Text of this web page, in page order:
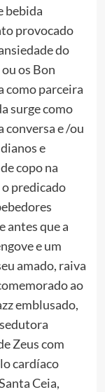
bebida
provocado
do
os Bon
como parceira
surge como
conversa e /ou
e
copo na
predicado
antes que a
e um
amado, raiva
ao
emblusado,
Zeus com
cardíaco
Ceia,